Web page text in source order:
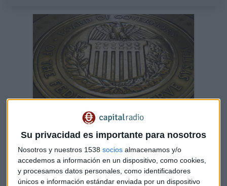
Su privacidad es importante para nosotros
Nosotros y nuestros 1538 socios almacenamos y/o
accedemos a información en un dispositivo, como cookies,
y procesamos datos personales, como identificadores
únicos e información estándar enviada por un dispositivo
Subidas de 50pb de la FED, ¿solución a los
'precios de la guerra'?
Al toque de campana analizamos la situación del
mercado estadounidense con Rafael Ojeda, analista
Capital Radio / / 2022-03-18